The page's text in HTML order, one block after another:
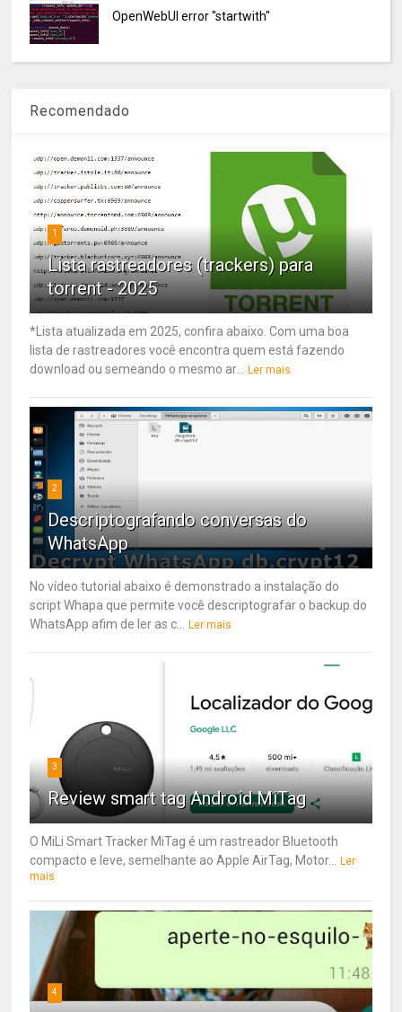
OpenWebUI error "startwith"
Recomendado
1
Lista rastreadores (trackers) para
torrent - 2025
*Lista atualizada em 2025, confira abaixo. Com uma boa
lista de rastreadores você encontra quem está fazendo
download ou semeando o mesmo ar... Ler mais
2
Descriptografando conversas do
WhatsApp
No vídeo tutorial abaixo é demonstrado a instalação do
script Whapa que permite você descriptografar o backup do
WhatsApp afim de ler as c... Ler mais
3
Review smart tag Android MiTag
O MiLi Smart Tracker MiTag é um rastreador Bluetooth
compacto e leve, semelhante ao Apple AirTag, Motor... Ler
mais
4